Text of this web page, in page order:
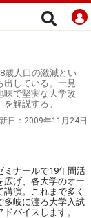
歳人口の激減とい
出している。一見
味で堅実な大学改
解説する。
日： 2009年11月24日
ミナールで19年間活
広げ、各大学のオー
演。これまで多く
多岐に渡る大学入試
バイスします。